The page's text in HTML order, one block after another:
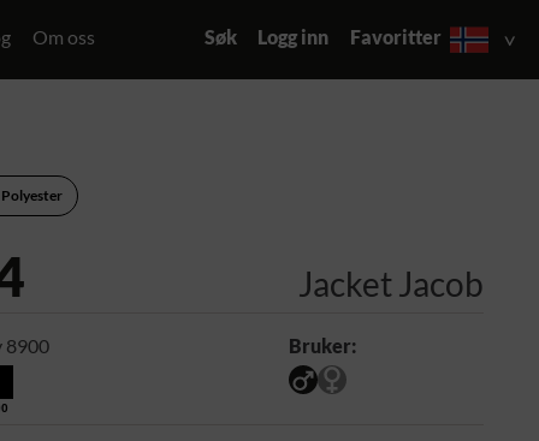
Om oss Søk Logg inn Favoritter
Polyester
Jacket Jacob
8900 Bruker: